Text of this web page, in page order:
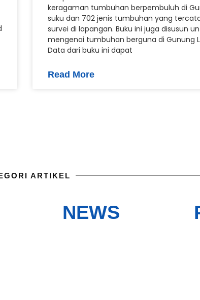
keragaman tumbuhan berpembuluh di
suku dan 702 jenis tumbuhan yang
survei di lapangan. Buku ini juga disusun
mengenai tumbuhan berguna di Gunung
Data dari buku ini dapat
Read More
ARTIKEL
NEWS